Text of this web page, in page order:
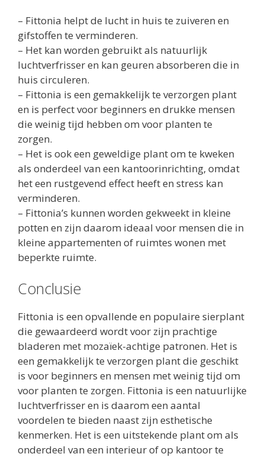
– Fittonia helpt de lucht in huis te zuiveren en
gifstoffen te verminderen.
– Het kan worden gebruikt als natuurlijk
luchtverfrisser en kan geuren absorberen die in
huis circuleren.
– Fittonia is een gemakkelijk te verzorgen plant
en is perfect voor beginners en drukke mensen
die weinig tijd hebben om voor planten te
zorgen.
– Het is ook een geweldige plant om te kweken
als onderdeel van een kantoorinrichting, omdat
het een rustgevend effect heeft en stress kan
verminderen.
– Fittonia’s kunnen worden gekweekt in kleine
potten en zijn daarom ideaal voor mensen die in
kleine appartementen of ruimtes wonen met
beperkte ruimte.
Conclusie
Fittonia is een opvallende en populaire sierplant
die gewaardeerd wordt voor zijn prachtige
bladeren met mozaïek-achtige patronen. Het is
een gemakkelijk te verzorgen plant die geschikt
is voor beginners en mensen met weinig tijd om
voor planten te zorgen. Fittonia is een natuurlijke
luchtverfrisser en is daarom een aantal
voordelen te bieden naast zijn esthetische
kenmerken. Het is een uitstekende plant om als
onderdeel van een interieur of op kantoor te